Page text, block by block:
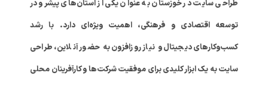
طراحی سایت در خوزستان به عنوان یکی از استان‌های پیشرو در
توسعه اقتصادی و فرهنگی، اهمیت ویژه‌ای دارد. با رشد
کسب‌وکارهای دیجیتال و نیاز روزافزون به حضور آنلاین، طراحی
سایت به یک ابزار کلیدی برای موفقیت شرکت‌ها و کارآفرینان محلی